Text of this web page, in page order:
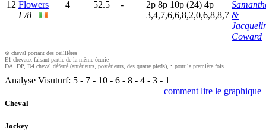
12 Flowers
F/8
4 52.5 - 2p 8p 10p (24) 4p
3,4,7,6,6,8,2,0,6,8,8,7 &
Coward
⊗ cheval portant des oeilllères
E1 chevaux faisant partie de la même écurie
DA, DP, D4 cheval déferré (antérieurs, postérieurs, des quatre pieds), • pour la première fois.
Analyse Visuturf: 5 - 7 - 10 - 6 - 8 - 4 - 3 - 1
comment lire le graphique
Cheval
Jockey